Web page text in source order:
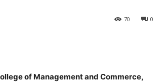
0
70
of Management and Commerce,